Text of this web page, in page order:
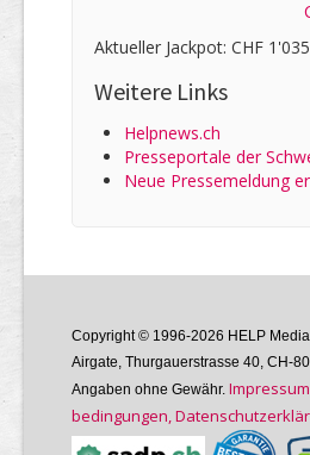
Aktueller Jackpot: CHF
Weitere Links
Helpnews.ch
Presseportale der
Neue Pressemeldung
Copyright © 1996-2026 HELP
Airgate, Thurgauer­strasse 40, CH-
Angaben ohne Gewähr. Im­pres­sum
bedin­gungen,